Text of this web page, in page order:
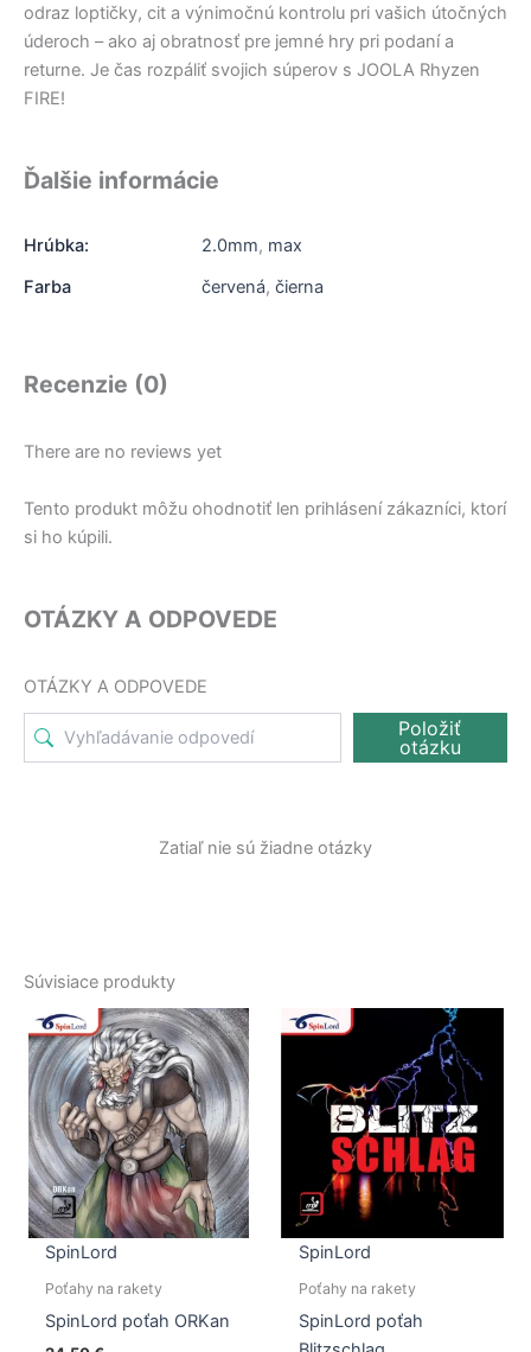
odraz loptičky, cit a výnimočnú kontrolu pri vašich útočných
úderoch – ako aj obratnosť pre jemné hry pri podaní a
returne. Je čas rozpáliť svojich súperov s JOOLA Rhyzen
FIRE!
Ďalšie informácie
Hrúbka: 2.0mm, max
Farba
červená, čierna
Recenzie (0)
There are no reviews yet
Tento produkt môžu ohodnotiť len prihlásení zákazníci, ktorí
si ho kúpili.
OTÁZKY A ODPOVEDE
OTÁZKY A ODPOVEDE
Položiť
otázku
Zatiaľ nie sú žiadne otázky
Súvisiace produkty
SpinLord
Poťahy na rakety
SpinLord poťah ORKan
SpinLord
Poťahy na rakety
SpinLord poťah